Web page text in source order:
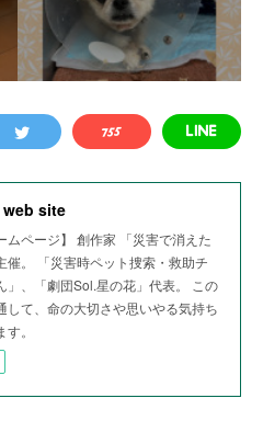
site
ムページ】 創作家 「災害で消えた
催。 「災害時ペット捜索・救助チ
」、「劇団Sol.星の花」代表。 この
して、命の大切さや思いやる気持ち
。